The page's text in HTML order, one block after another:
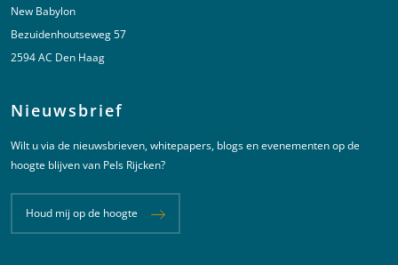
New Babylon
Bezuidenhoutseweg 57
2594 AC Den Haag
Nieuwsbrief
Wilt u via de nieuwsbrieven, whitepapers, blogs en evenementen op de
hoogte blijven van Pels Rijcken?
Houd mij op de hoogte